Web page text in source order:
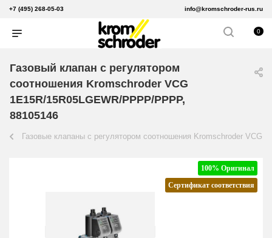
+7 (495) 268-05-03 info@kromschroder-rus.ru
0
Газовый клапан с регулятором
соотношения Kromschroder VCG
1E15R/15R05LGEWR/PPPP/PPPP,
88105146
Газовые клапаны с регулятором соотношения Kromschroder VCG
100% Оригинал
Сертификат соответствия